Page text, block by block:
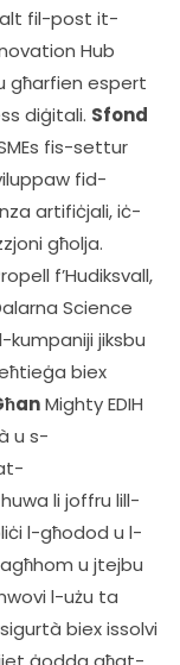
fil-post it-
Hub
għarfien espert
diġitali. Sfond
fis-settur
fid-
artifiċjali, iċ-
għolja.
f’Hudiksvall,
Science
kumpaniji jiksbu
biex
Mighty EDIH
u s-
li joffru lill-
l-għodod u l-
u jtejbu
l-użu ta
biex issolvi